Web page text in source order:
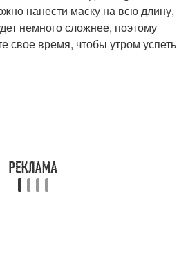
нанести маску на всю длину,
немного сложнее, поэтому
свое время, чтобы утром успеть